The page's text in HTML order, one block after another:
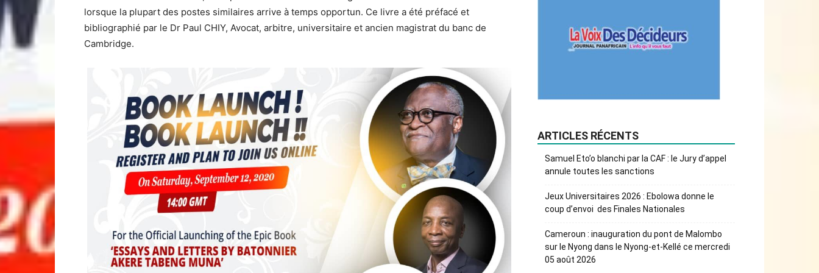
lorsque la plupart des postes similaires arrive à temps opportun. Ce livre a été préfacé et
bibliographié par le Dr Paul CHIY, Avocat, arbitre, universitaire et ancien magistrat du banc de
Cambridge.
ARTICLES RÉCENTS
Samuel Eto’o blanchi par la CAF : le Jury d’appel
annule toutes les sanctions
Jeux Universitaires 2026 : Ebolowa donne le
coup d’envoi des Finales Nationales
Cameroun : inauguration du pont de Malombo
sur le Nyong dans le Nyong-et-Kellé ce mercredi
05 août 2026